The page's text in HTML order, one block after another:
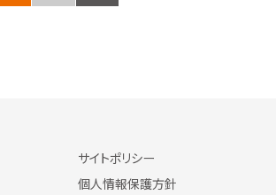
サイトポリシー
個人情報保護方針